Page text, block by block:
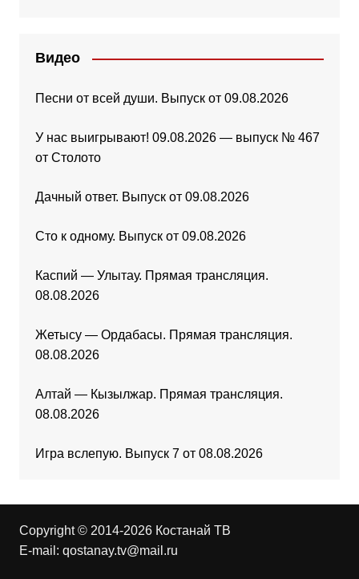
Видео
Песни от всей души. Выпуск от 09.08.2026
У нас выигрывают! 09.08.2026 — выпуск № 467
от Столото
Дачный ответ. Выпуск от 09.08.2026
Сто к одному. Выпуск от 09.08.2026
Каспий — Улытау. Прямая трансляция.
08.08.2026
Жетысу — Ордабасы. Прямая трансляция.
08.08.2026
Алтай — Кызылжар. Прямая трансляция.
08.08.2026
Игра вслепую. Выпуск 7 от 08.08.2026
Copyright © 2014-2026 Костанай ТВ
E-mail: qostanay.tv@mail.ru